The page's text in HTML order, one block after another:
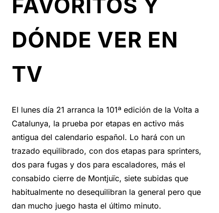
FAVORITOS Y
DÓNDE VER EN
TV
El lunes día 21 arranca la 101ª edición de la Volta a
Catalunya, la prueba por etapas en activo más
antigua del calendario español. Lo hará con un
trazado equilibrado, con dos etapas para sprinters,
dos para fugas y dos para escaladores, más el
consabido cierre de Montjuïc, siete subidas que
habitualmente no desequilibran la general pero que
dan mucho juego hasta el último minuto.